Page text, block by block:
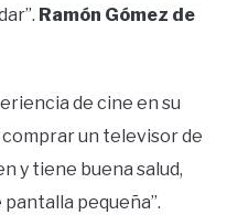
Ramón Gómez de
de cine en su
un televisor de
y tiene buena salud,
pequeña”.